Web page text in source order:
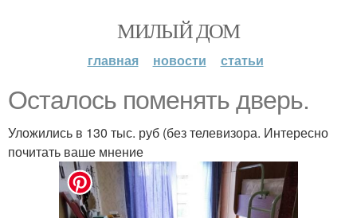
МИЛЫЙ ДОМ
главная новости статьи
Осталось поменять дверь.
Уложились в 130 тыс. руб (без телевизора. Интересно
почитать ваше мнение